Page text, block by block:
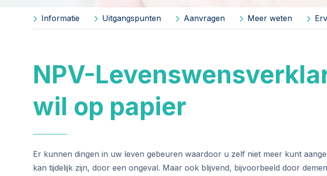
Informatie Uitgangspunten Aanvragen Meer weten
NPV-
wil op papier
Er kunnen dingen in uw leven gebeuren waardoor u zelf niet meer kunt
kan tijdelijk zijn, door een ongeval. Maar ook blijvend, bijvoorbeeld door